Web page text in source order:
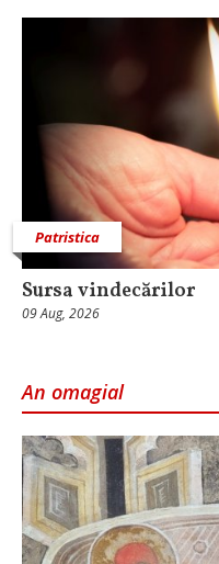
Patristica
Sursa vindecărilor
09 Aug, 2026
An omagial